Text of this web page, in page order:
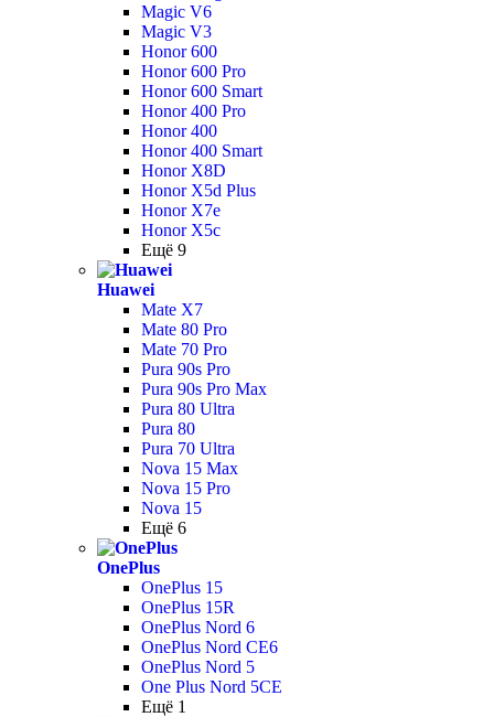
Magic V6
Magic V3
Honor 600
Honor 600 Pro
Honor 600 Smart
Honor 400 Pro
Honor 400
Honor 400 Smart
Honor X8D
Honor X5d Plus
Honor X7e
Honor X5c
Ещё 9
Huawei
Mate X7
Mate 80 Pro
Mate 70 Pro
Pura 90s Pro
Pura 90s Pro Max
Pura 80 Ultra
Pura 80
Pura 70 Ultra
Nova 15 Max
Nova 15 Pro
Nova 15
Ещё 6
OnePlus
OnePlus 15
OnePlus 15R
OnePlus Nord 6
OnePlus Nord CE6
OnePlus Nord 5
One Plus Nord 5CE
Ещё 1